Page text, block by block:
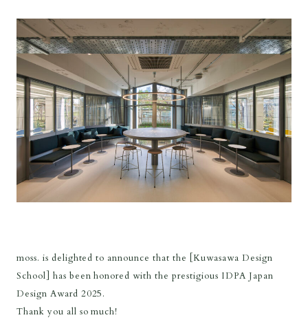
moss. is delighted to announce that the [Kuwasawa Design
School] has been honored with the prestigious IDPA Japan
Design Award 2025.
Thank you all so much!